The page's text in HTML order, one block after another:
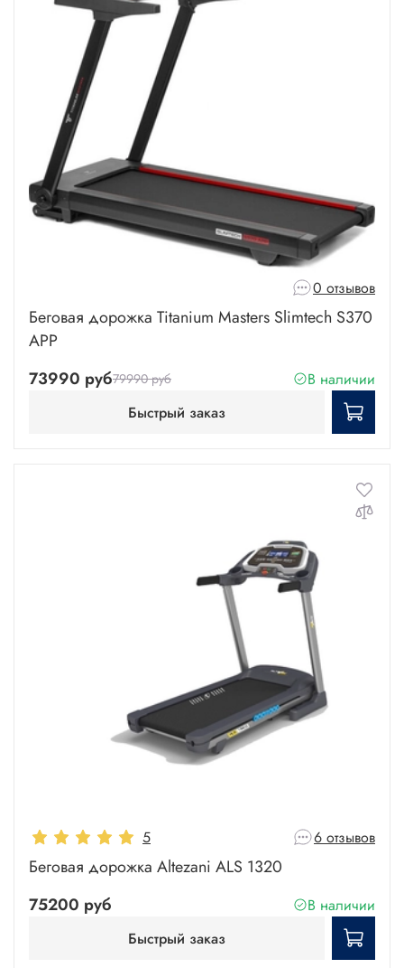
0 отзывов
Беговая дорожка Titanium Masters Slimtech S370
APP
73990 руб79990 руб
В наличии
Быстрый заказ
5 6 отзывов
Беговая дорожка Altezani ALS 1320
75200 руб
В наличии
Быстрый заказ